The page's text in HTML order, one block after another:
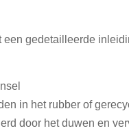
een gedetailleerde
in het rubber of
door het duwen en